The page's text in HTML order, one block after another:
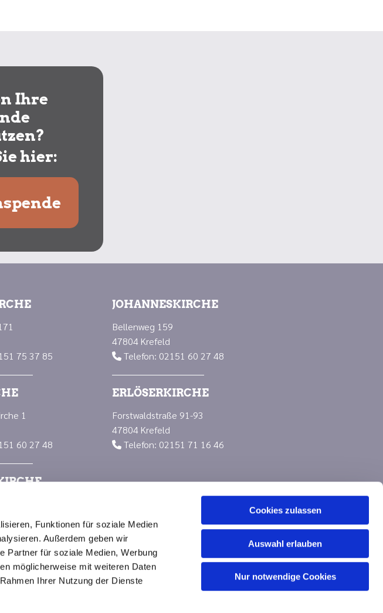
Funktionen für soziale Medien
Außerdem geben wir
Partner für soziale Medien, Werbung
möglicherweise mit weiteren Daten
Ihrer Nutzung der Dienste
Cookies zulassen
Auswahl erlauben
Nur notwendige Cookies
Ihre
hier:
75 37 85
1
60 27 48
66 88 23
JOHANNESKIRCHE
Bellenweg 159
47804 Krefeld
 Telefon: 02151 60 27 48
ERLÖSERKIRCHE
Forstwaldstraße 91-93
47804 Krefeld
 Telefon: 02151 71 16 46
ChurchDesk-Login